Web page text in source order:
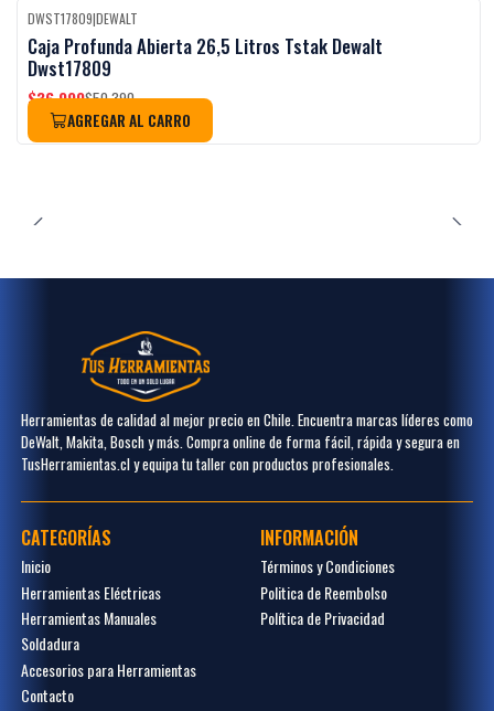
-27%OFF
DWST17809|DEWALT
Caja Profunda Abierta 26,5 Litros Tstak Dewalt
Dwst17809
$36.990$50.390
AGREGAR AL CARRO
Herramientas de calidad al mejor precio en Chile. Encuentra marcas líderes como
DeWalt, Makita, Bosch y más. Compra online de forma fácil, rápida y segura en
TusHerramientas.cl y equipa tu taller con productos profesionales.
CATEGORÍAS
Inicio
Herramientas Eléctricas
Herramientas Manuales
Soldadura
Accesorios para Herramientas
Contacto
INFORMACIÓN
Términos y Condiciones
Politica de Reembolso
Política de Privacidad